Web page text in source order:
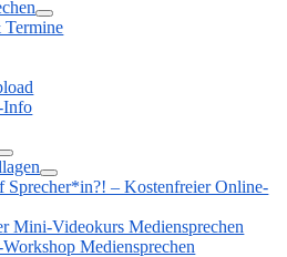
Info
Sprecher*in?! – Kostenfreier Online-
Mini-Videokurs Mediensprechen
Mediensprechen